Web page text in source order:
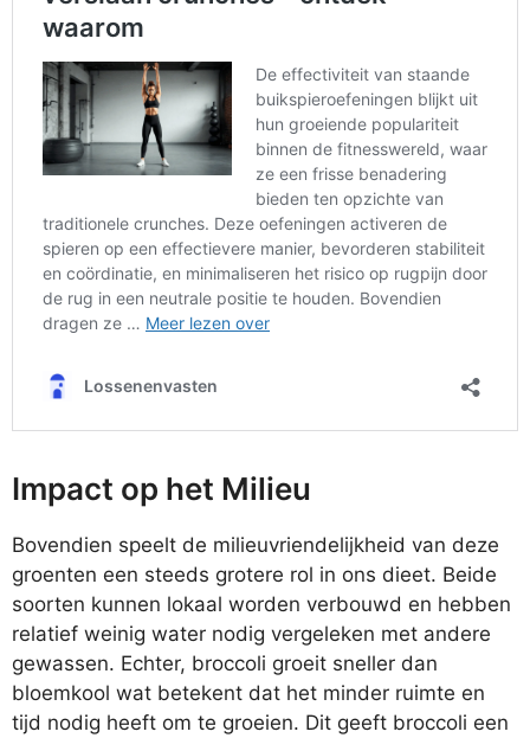
Impact op het Milieu
Bovendien speelt de milieuvriendelijkheid van deze
groenten een steeds grotere rol in ons dieet. Beide
soorten kunnen lokaal worden verbouwd en hebben
relatief weinig water nodig vergeleken met andere
gewassen. Echter, broccoli groeit sneller dan
bloemkool wat betekent dat het minder ruimte en
tijd nodig heeft om te groeien. Dit geeft broccoli een